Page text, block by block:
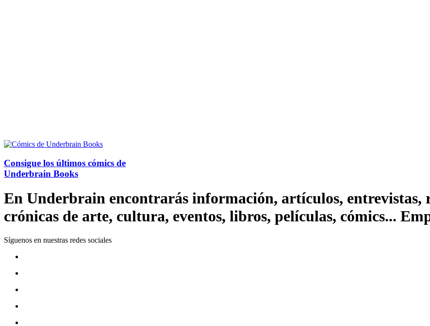
Consigue los últimos cómics de
Underbrain Books
En Underbrain encontrarás información, artículos, entrevistas,
crónicas de arte, cultura, eventos, libros, películas, cómics...
Síguenos en nuestras redes sociales